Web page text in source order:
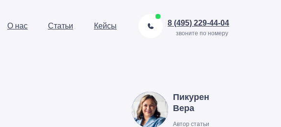
О нас Статьи Кейсы 8 (495) 229-44-04
звоните по номеру
Пикурен
Вера
Автор статьи